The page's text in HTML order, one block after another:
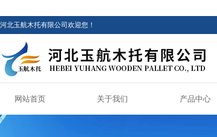
河北玉航木托有限公司欢迎您！
网站首页 关于我们 产品中心